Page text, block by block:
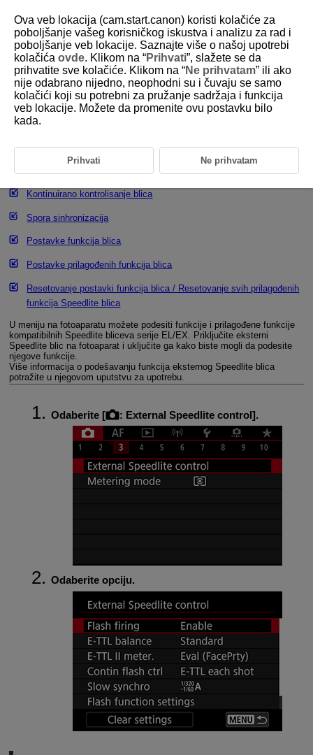
D180-067
Postavke funkcija blica
Aktiviranje blica
E-TTLbalans
Kontinuirano kontrolisanje blica
Spora sinhronizacija
Postavke funkcija blica
Postavke prilagođenih funkcija blica
Resetovanje postavki funkcija blica / Resetovanje svih prilagođenih
funkcija Speedlite blica
U meniju na fotoaparatu možete podesiti funkcije i prilagođene funkcije
kompatibilnih Speedlite bliceva serije EL/EX. Priključite eksterni
Speedlite blic na fotoaparat i uključite ga kako biste mogli da podesite
njegove funkcije.
Više informacija o podešavanju funkcija eksternog Speedlite blica
potražite u njegovom uputstvu za upotrebu.
Odaberite [ : External Speedlite control].
Odaberite opciju.
Ova veb lokacija (cam.start.canon) koristi kolačiće za
poboljšanje vašeg korisničkog iskustva i analizu za rad i
poboljšanje veb lokacije. Saznajte više o našoj upotrebi
kolačića ovde. Klikom na “Prihvati”, slažete se da
prihvatite sve kolačiće. Klikom na “Ne prihvatam” ili ako
nije odabrano nijedno, neophodni su i čuvaju se samo
kolačići koji su potrebni za pružanje sadržaja i funkcija
veb lokacije. Možete da promenite ovu postavku bilo
kada.
Prihvati Ne prihvatam